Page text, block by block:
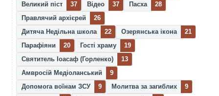
Великий піст
37 Відео 37 Пасха
28
Правлячий архієрей
26
Дитяча Недільна школа
22 Озерянська ікона
21
Парафіяни
20 Гості храму
19
Святитель Іоасаф (Горленко)
13
Амвросій Медіоланський
9
Допомога воїнам ЗСУ
9 Молитва за загиблих
9